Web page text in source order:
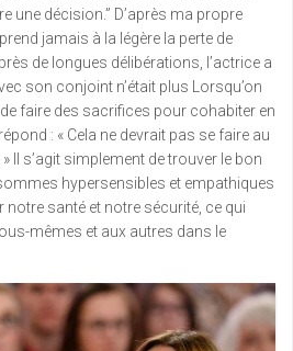
une décision.” D’après ma propre
jamais à la légère la perte de
de longues délibérations, l’actrice a
son conjoint n’était plus Lorsqu’on
faire des sacrifices pour cohabiter en
: « Cela ne devrait pas se faire au
Il s’agit simplement de trouver le bon
hypersensibles et empathiques
santé et notre sécurité, ce qui
mêmes et aux autres dans le